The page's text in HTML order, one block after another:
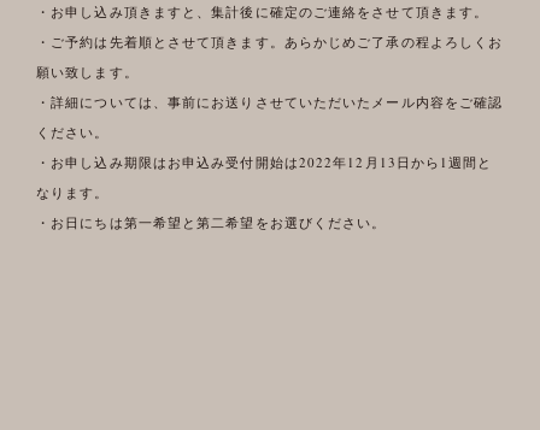
・お申し込み頂きますと、集計後に確定のご連絡をさせて頂きます。
・ご予約は先着順とさせて頂きます。あらかじめご了承の程よろしくお
願い致します。
・詳細については、事前にお送りさせていただいたメール内容をご確認
ください。
・お申し込み期限はお申込み受付開始は2022年12月13日から1週間と
なります。
・お日にちは第一希望と第二希望をお選びください。